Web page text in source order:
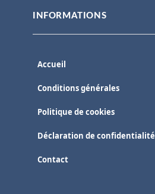
INFORMATIONS
Accueil
Conditions générales
Politique de cookies
Déclaration de confidentialité
Contact